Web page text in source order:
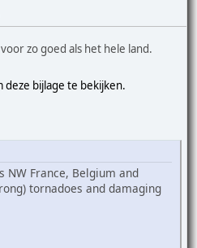
zo goed als het hele land.
deze bijlage te bekijken.
NW France, Belgium and
tornadoes and damaging